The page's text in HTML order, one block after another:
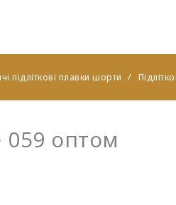
підліткові плавки шорти
059 оптом